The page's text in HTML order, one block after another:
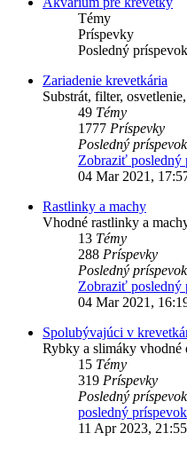
Témy
Príspevky
Posledný príspevok
Zariadenie krevetkária
Substrát, filter,
49 Témy
1777 Príspevky
Posledný príspevok
Zobraziť posledný
04 Mar 2021,
Rastlinky a machy
Vhodné rastlinky a
13 Témy
288 Príspevky
Posledný príspevok
Zobraziť posledný
04 Mar 2021,
Spolubývajúci v
Rybky a slimáky vhodné
15 Témy
319 Príspevky
Posledný príspevok
posledný príspevok
11 Apr 2023, 21:55